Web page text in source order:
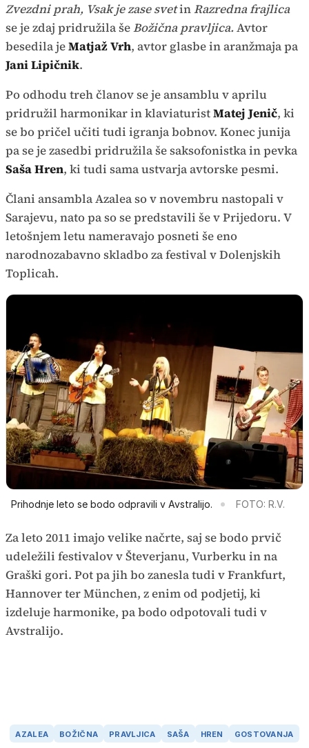
Zvezdni prah, Vsak je zase svetinRazredna frajlica
se je zdaj pridružila šeBožična pravljica.Avtor
besedila jeMatjaž Vrh, avtor glasbe in aranžmaja pa
Jani Lipičnik.
Po odhodu treh članov se je ansamblu v aprilu
pridružil harmonikar in klaviaturistMatej Jenič, ki
se bo pričel učiti tudi igranja bobnov. Konec junija
pa se je zasedbi pridružila še saksofonistka in pevka
Saša Hren, ki tudi sama ustvarja avtorske pesmi.
Člani ansambla Azalea so v novembru nastopali v
Sarajevu, nato pa so se predstavili še v Prijedoru. V
letošnjem letu nameravajo posneti še eno
narodnozabavno skladbo za festival v Dolenjskih
Toplicah.
Prihodnje leto se bodo odpravili v Avstralijo. FOTO: R.V.
Za leto 2011 imajo velike načrte, saj se bodo prvič
udeležili festivalov v Števerjanu, Vurberku in na
Graški gori. Pot pa jih bo zanesla tudi v Frankfurt,
Hannover ter München, z enim od podjetij, ki
izdeluje harmonike, pa bodo odpotovali tudi v
Avstralijo.
AZALEA BOŽIČNA PRAVLJICA SAŠA HREN GOSTOVANJA